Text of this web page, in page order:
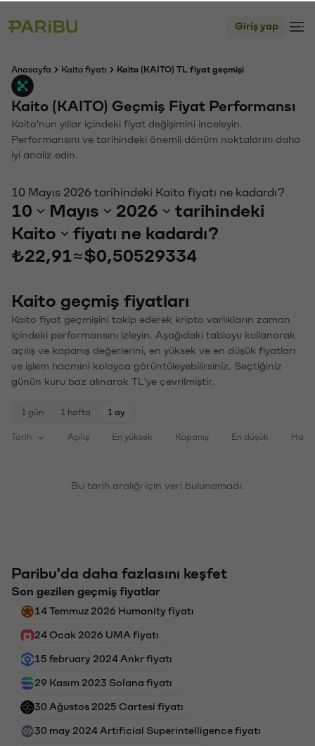
Giriş yap
Anasayfa Kaito fiyatı Kaito (KAITO) TL fiyat geçmişi
Kaito (KAITO) Geçmiş Fiyat Performansı
Kaito'nun yıllar içindeki fiyat değişimini inceleyin.
Performansını ve tarihindeki önemli dönüm noktalarını daha
iyi analiz edin.
10 Mayıs 2026 tarihindeki Kaito fiyatı ne kadardı?
10 Mayıs 2026
tarihindeki
Kaito
fiyatı ne kadardı?
₺22,91 ≈$0,50529334
Kaito geçmiş fiyatları
Kaito fiyat geçmişini takip ederek kripto varlıkların zaman
içindeki performansını izleyin. Aşağıdaki tabloyu kullanarak
açılış ve kapanış değerlerini, en yüksek ve en düşük fiyatları
ve işlem hacmini kolayca görüntüleyebilirsiniz. Seçtiğiniz
günün kuru baz alınarak TL'ye çevrilmiştir.
1 gün 1 hafta 1 ay
Tarih Açılış En yüksek Kapanış En düşük
Bu tarih aralığı için veri bulunamadı.
Paribu'da daha fazlasını keşfet
Son gezilen geçmiş fiyatlar
14 Temmuz 2026 Humanity fiyatı
24 Ocak 2026 UMA fiyatı
15 february 2024 Ankr fiyatı
29 Kasım 2023 Solana fiyatı
30 Ağustos 2025 Cartesi fiyatı
30 may 2024 Artificial Superintelligence fiyatı